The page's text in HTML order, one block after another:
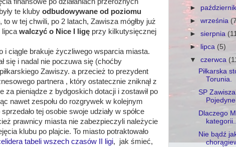
finansowe po działaniach przeróżnych
te kluby odbudowywane od poziomu
to w tej chwili, po 2 latach, Zawisza mógłby już
lipcawalczyć o Nice I ligę przy kilkutysięcznej
i ciągle brakuje życzliwego wsparcia miasta.
się i nadal nie poczuwa się (choćby
Zawiszy. a przecież to prezydent
partnera , który ostatecznie zniknął z
za pieniądze z bydgoskich dotacji i zostawił po
nawet zespołu do rozgrywek w kolejnym
tej osobie swoje udziały w spółce
prawnicy miasta nie zabezpieczyli należycie
klubu po plajcie. To miasto potraktowało
tabeli wszech czasów II ligi, jak śmieć,
►
►września
►sierpnia
► lipca (5)
▼czerwca
Piłkarska
Torunia.
SP
Dlaczego
Nie bądź